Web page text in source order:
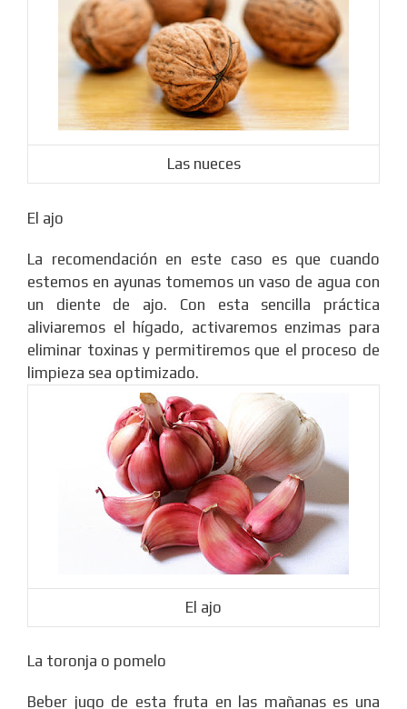
Las nueces
El ajo
La recomendación en este caso es que cuando
estemos en ayunas tomemos un vaso de agua con
un diente de ajo. Con esta sencilla práctica
aliviaremos el hígado, activaremos enzimas para
eliminar toxinas y permitiremos que el proceso de
limpieza sea optimizado.
El ajo
La toronja o pomelo
Beber jugo de esta fruta en las mañanas es una